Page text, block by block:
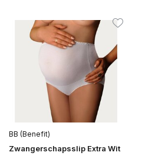
BB (Benefit)
Zwangerschapsslip Extra Wit